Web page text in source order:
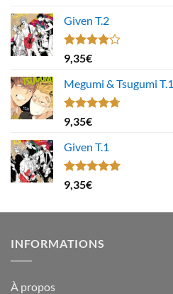
Given T.2
Note
4.00
5
9,35€
Megumi & Tsugumi T.1
Note4.67
sur 5
9,35€
Given T.1
Note5.00
sur 5
9,35€
INFORMATIONS
À propos